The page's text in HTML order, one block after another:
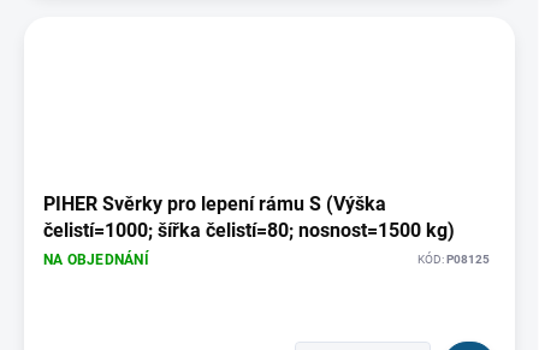
PIHER Svěrky pro lepení rámu S (Výška
čelistí=1000; šířka čelistí=80; nosnost=1500 kg)
NA OBJEDNÁNÍ KÓD:P08125